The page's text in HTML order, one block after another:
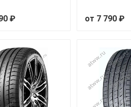
Tourador X SPEED TU1 225/
Tourador X SPEED TU1 225/
₽ от 7 790 ₽